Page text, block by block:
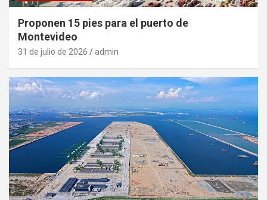
Proponen 15 pies para el puerto de
Montevideo
31 de julio de 2026 admin